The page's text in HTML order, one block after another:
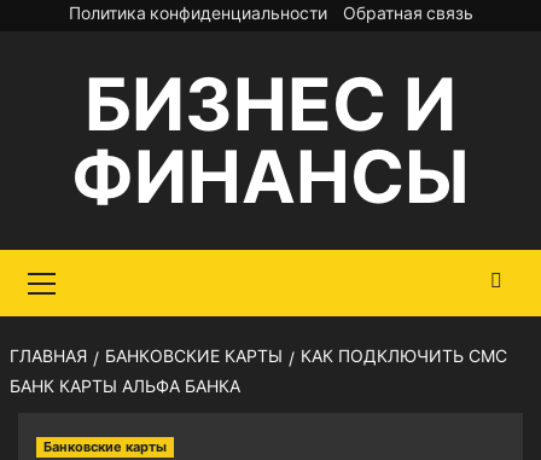
Перейти
содержимому
Политика конфиденциальности Обратная связь
БИЗНЕС И
ФИНАНСЫ
меню
ГЛАВНАЯ БАНКОВСКИЕ КАРТЫ
КАК ПОДКЛЮЧИТЬ СМС
БАНК КАРТЫ АЛЬФА БАНКА
Банковские карты